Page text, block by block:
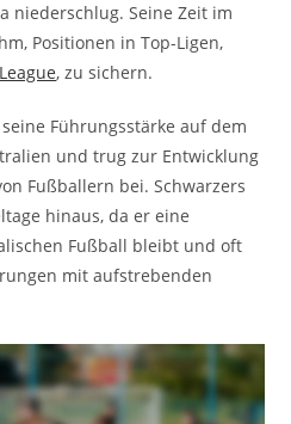
niederschlug. Seine Zeit im
Positionen in Top-Ligen,
, zu sichern.
Führungsstärke auf dem
und trug zur Entwicklung
Fußballern bei. Schwarzers
hinaus, da er eine
Fußball bleibt und oft
mit aufstrebenden